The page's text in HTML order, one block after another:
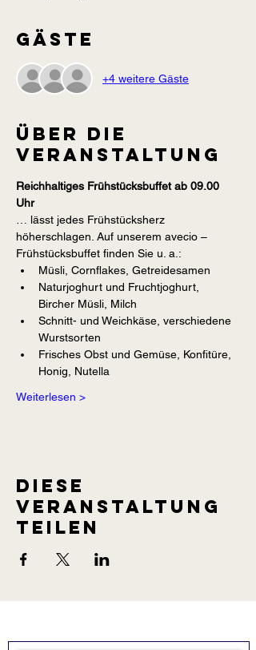
Gäste
+4 weitere Gäste
Über die
Veranstaltung
Reichhaltiges Frühstücksbuffet ab 09.00
Uhr
… lässt jedes Frühstücksherz
höherschlagen. Auf unserem avecio –
Frühstücksbuffet finden Sie u. a.:
Müsli, Cornflakes, Getreidesamen
Naturjoghurt und Fruchtjoghurt,
Bircher Müsli, Milch
Schnitt- und Weichkäse, verschiedene
Wurstsorten
Frisches Obst und Gemüse, Konfitüre,
Honig, Nutella
Weiterlesen >
Diese
Veranstaltung
teilen